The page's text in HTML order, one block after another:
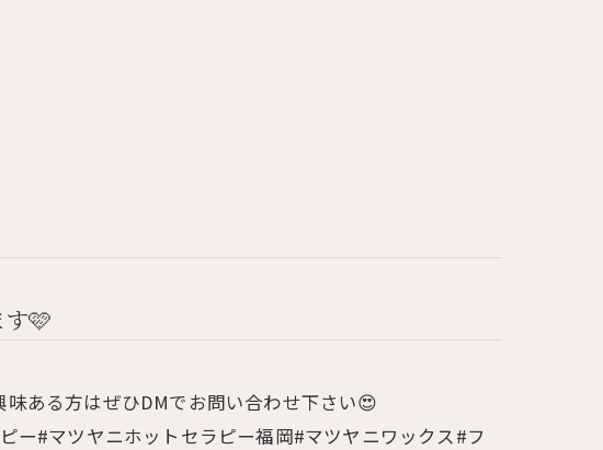
🩷
ある方はぜひDMでお問い合わせ下さい😍
#マツヤニホットセラピー福岡#マツヤニワックス#フ